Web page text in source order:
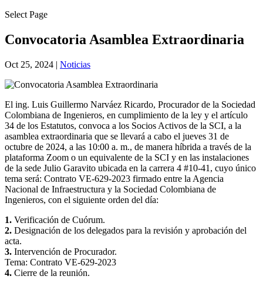
Select Page
Convocatoria Asamblea Extraordinaria
Oct 25, 2024 | Noticias
El ing. Luis Guillermo Narváez Ricardo, Procurador de la Sociedad
Colombiana de Ingenieros, en cumplimiento de la ley y el artículo
34 de los Estatutos, convoca a los Socios Activos de la SCI, a la
asamblea extraordinaria que se llevará a cabo el jueves 31 de
octubre de 2024, a las 10:00 a. m., de manera híbrida a través de la
plataforma Zoom o un equivalente de la SCI y en las instalaciones
de la sede Julio Garavito ubicada en la carrera 4 #10-41, cuyo único
tema será: Contrato VE-629-2023 firmado entre la Agencia
Nacional de Infraestructura y la Sociedad Colombiana de
Ingenieros, con el siguiente orden del día:
1. Verificación de Cuórum.
2. Designación de los delegados para la revisión y aprobación del
acta.
3. Intervención de Procurador.
Tema: Contrato VE-629-2023
4. Cierre de la reunión.